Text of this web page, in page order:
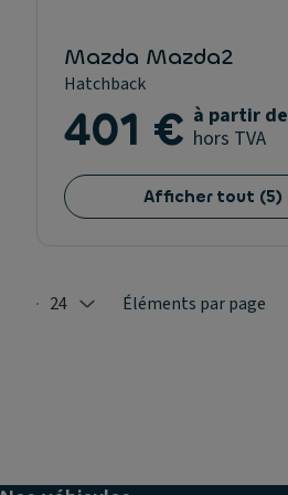
Mazda Mazda2
Hatchback
401 € à partir de
hors TVA
Afficher tout (5)
Selected: 24
24 Éléments par page